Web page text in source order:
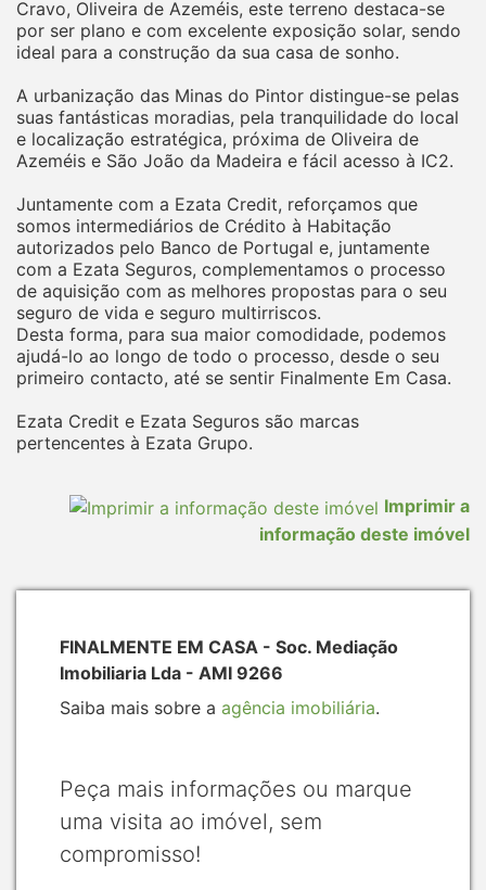
Cravo, Oliveira de Azeméis, este terreno destaca-se
por ser plano e com excelente exposição solar, sendo
ideal para a construção da sua casa de sonho.
A urbanização das Minas do Pintor distingue-se pelas
suas fantásticas moradias, pela tranquilidade do local
e localização estratégica, próxima de Oliveira de
Azeméis e São João da Madeira e fácil acesso à IC2.
Juntamente com a Ezata Credit, reforçamos que
somos intermediários de Crédito à Habitação
autorizados pelo Banco de Portugal e, juntamente
com a Ezata Seguros, complementamos o processo
de aquisição com as melhores propostas para o seu
seguro de vida e seguro multirriscos.
Desta forma, para sua maior comodidade, podemos
ajudá-lo ao longo de todo o processo, desde o seu
primeiro contacto, até se sentir Finalmente Em Casa.
Ezata Credit e Ezata Seguros são marcas
pertencentes à Ezata Grupo.
Imprimir a
informação deste imóvel
FINALMENTE EM CASA - Soc. Mediação
Imobiliaria Lda - AMI 9266
Saiba mais sobre a agência imobiliária.
Peça mais informações ou marque
uma visita ao imóvel, sem
compromisso!